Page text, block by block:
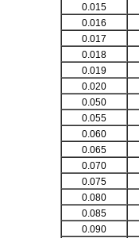
0.015
0.016
0.017
0.018
0.019
0.020
0.050
0.055
0.060
0.065
0.070
0.075
0.080
0.085
0.090